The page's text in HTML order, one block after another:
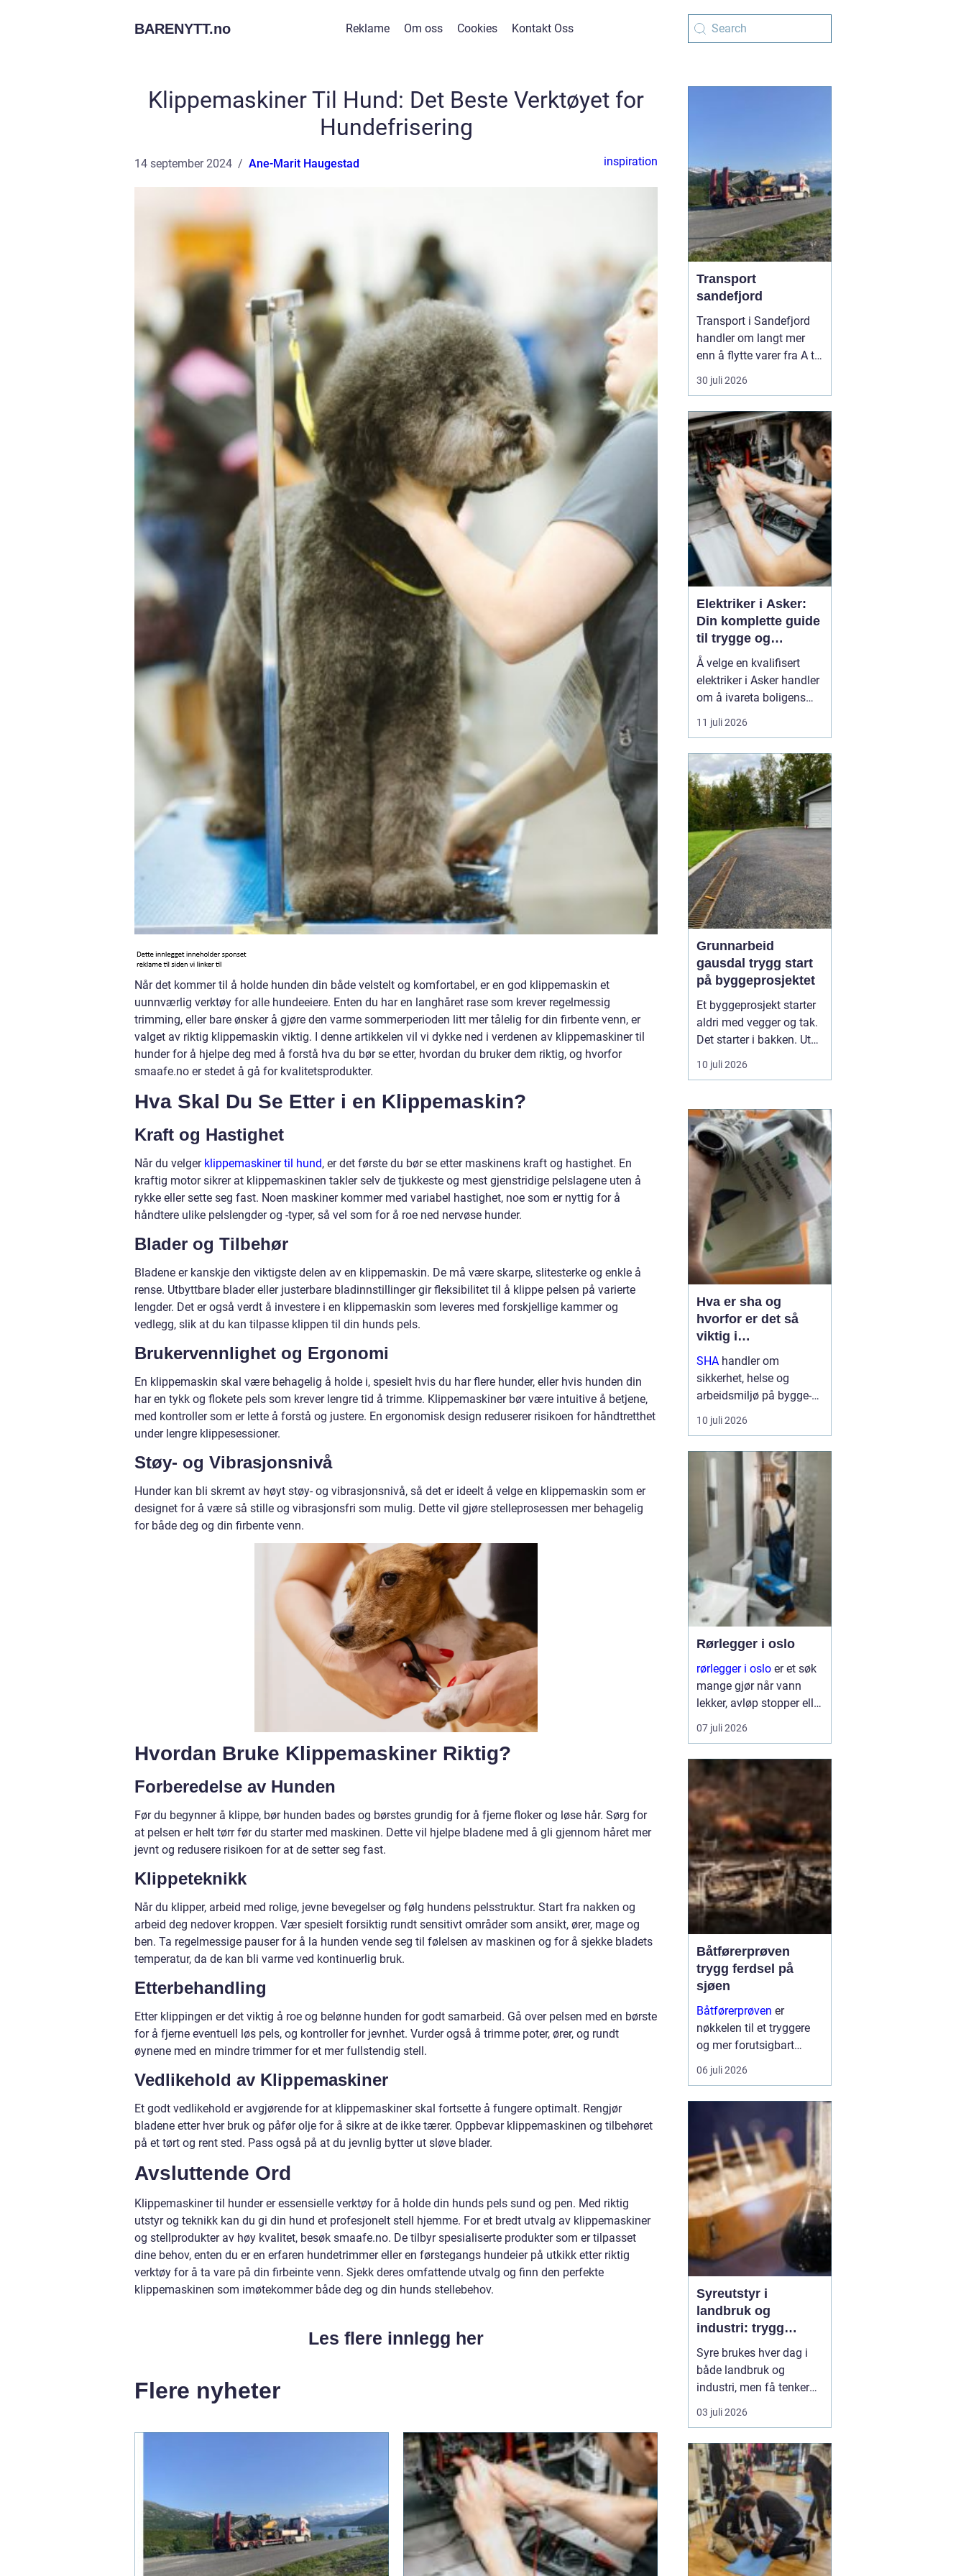
BARENYTT.no Reklame Om oss Cookies Kontakt Oss
Klippemaskiner Til Hund: Det Beste Verktøyet for
Hundefrisering
14 september 2024 Ane-Marit Haugestad inspiration
Når det kommer til å holde hunden din både velstelt og komfortabel, er en god klippemaskin et
uunnværlig verktøy for alle hundeeiere. Enten du har en langhåret rase som krever regelmessig
trimming, eller bare ønsker å gjøre den varme sommerperioden litt mer tålelig for din firbente venn, er
valget av riktig klippemaskin viktig. I denne artikkelen vil vi dykke ned i verdenen av klippemaskiner til
hunder for å hjelpe deg med å forstå hva du bør se etter, hvordan du bruker dem riktig, og hvorfor
smaafe.no er stedet å gå for kvalitetsprodukter.
Hva Skal Du Se Etter i en Klippemaskin?
Kraft og Hastighet
Når du velger klippemaskiner til hund, er det første du bør se etter maskinens kraft og hastighet. En
kraftig motor sikrer at klippemaskinen takler selv de tjukkeste og mest gjenstridige pelslagene uten å
rykke eller sette seg fast. Noen maskiner kommer med variabel hastighet, noe som er nyttig for å
håndtere ulike pelslengder og -typer, så vel som for å roe ned nervøse hunder.
Blader og Tilbehør
Bladene er kanskje den viktigste delen av en klippemaskin. De må være skarpe, slitesterke og enkle å
rense. Utbyttbare blader eller justerbare bladinnstillinger gir fleksibilitet til å klippe pelsen på varierte
lengder. Det er også verdt å investere i en klippemaskin som leveres med forskjellige kammer og
vedlegg, slik at du kan tilpasse klippen til din hunds pels.
Brukervennlighet og Ergonomi
En klippemaskin skal være behagelig å holde i, spesielt hvis du har flere hunder, eller hvis hunden din
har en tykk og flokete pels som krever lengre tid å trimme. Klippemaskiner bør være intuitive å betjene,
med kontroller som er lette å forstå og justere. En ergonomisk design reduserer risikoen for håndtretthet
under lengre klippesessioner.
Støy- og Vibrasjonsnivå
Hunder kan bli skremt av høyt støy- og vibrasjonsnivå, så det er ideelt å velge en klippemaskin som er
designet for å være så stille og vibrasjonsfri som mulig. Dette vil gjøre stelleprosessen mer behagelig
for både deg og din firbente venn.
Hvordan Bruke Klippemaskiner Riktig?
Forberedelse av Hunden
Før du begynner å klippe, bør hunden bades og børstes grundig for å fjerne floker og løse hår. Sørg for
at pelsen er helt tørr før du starter med maskinen. Dette vil hjelpe bladene med å gli gjennom håret mer
jevnt og redusere risikoen for at de setter seg fast.
Klippeteknikk
Når du klipper, arbeid med rolige, jevne bevegelser og følg hundens pelsstruktur. Start fra nakken og
arbeid deg nedover kroppen. Vær spesielt forsiktig rundt sensitivt områder som ansikt, ører, mage og
ben. Ta regelmessige pauser for å la hunden vende seg til følelsen av maskinen og for å sjekke bladets
temperatur, da de kan bli varme ved kontinuerlig bruk.
Etterbehandling
Etter klippingen er det viktig å roe og belønne hunden for godt samarbeid. Gå over pelsen med en børste
for å fjerne eventuell løs pels, og kontroller for jevnhet. Vurder også å trimme poter, ører, og rundt
øynene med en mindre trimmer for et mer fullstendig stell.
Vedlikehold av Klippemaskiner
Et godt vedlikehold er avgjørende for at klippemaskiner skal fortsette å fungere optimalt. Rengjør
bladene etter hver bruk og påfør olje for å sikre at de ikke tærer. Oppbevar klippemaskinen og tilbehøret
på et tørt og rent sted. Pass også på at du jevnlig bytter ut sløve blader.
Avsluttende Ord
Klippemaskiner til hunder er essensielle verktøy for å holde din hunds pels sund og pen. Med riktig
utstyr og teknikk kan du gi din hund et profesjonelt stell hjemme. For et bredt utvalg av klippemaskiner
og stellprodukter av høy kvalitet, besøk smaafe.no. De tilbyr spesialiserte produkter som er tilpasset
dine behov, enten du er en erfaren hundetrimmer eller en førstegangs hundeier på utkikk etter riktig
verktøy for å ta vare på din firbeinte venn. Sjekk deres omfattende utvalg og finn den perfekte
klippemaskinen som imøtekommer både deg og din hunds stellebehov.
Les flere innlegg her
Flere nyheter
Transport
sandefjord
Transport i Sandefjord
handler om langt mer
enn å flytte varer fra A til
B. For mange bedrifter i
regionen er god logistikk
Når materialer, maskiner
og varer kommer fram til
riktig tid, blir prosjekter
gjennomført mer effek...
30 juli 2026
Elektriker i Asker:
Din komplette guide
til trygge og
energieffektive
installasjoner
Å velge en kvalifisert
elektriker i Asker handler
om å ivareta boligens
sikkerhet, oppgradere til
moderne energiløsninger
dokumentasjon. Når
private boligeiere,
bedrifter og sameier
søker ette...
11 juli 2026
Grunnarbeid
gausdal trygg start
på byggeprosjektet
Et byggeprosjekt starter
aldri med vegger og tak.
Det starter i bakken. Uten
solid grunnarbeid
risikerer man setninger,
unødvendige kostnader
senere. I Gausdal, med
variert terreng, skiftende
masser og tydelige
årstider, blir riktig ...
10 juli 2026
Hva er sha og
hvorfor er det så
viktig i
byggeprosjekter?
SHA handler om
sikkerhet, helse og
arbeidsmiljø på bygge-
og anleggsplasser.
Begrepet henger tett
byggherreforskriften og
er helt avgjørende for å
forebygge ulykker,
skader og utrygge
arbeidsforhold....
10 juli 2026
Rørlegger i oslo
rørlegger i oslo er et søk
mange gjør når vann
lekker, avløp stopper eller
et bad skal
totalrenoveres. Mange
mye en dyktig rørlegger
har å si for trygghet,
komfort og verdi på
boligen. ...
07 juli 2026
Båtførerprøven
trygg ferdsel på
sjøen
Båtførerprøven er
nøkkelen til et tryggere
og mer forutsigbart
båtliv. Mange opplever
at det å ta båtførerbevis
oppfylle et lovkrav, men
om å få kunnskap som
gir ro i magen når sjøen
bli...
06 juli 2026
Syreutstyr i
landbruk og
industri: trygg
håndtering og smart
investering
Syre brukes hver dag i
både landbruk og
industri, men få tenker
over hvor sårbar driften
blir når noe går galt med
feil doseres eller lagres
feil, kan det gi alvorlige
skader på mennesker,
dyr, maskiner og miljø.
Godt planl...
03 juli 2026